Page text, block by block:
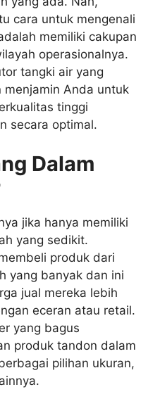
cara untuk mengenali
memiliki cakupan
operasionalnya.
tangki air yang
menjamin Anda untuk
tinggi
secara optimal.
Dalam
jika hanya memiliki
yang sedikit.
produk dari
yang banyak dan ini
jual mereka lebih
eceran atau retail.
yang bagus
produk tandon dalam
pilihan ukuran,